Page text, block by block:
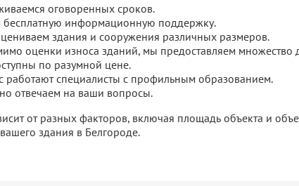
оговоренных сроков.
бесплатную информационную поддержку.
здания и сооружения различных размеров.
оценки износа зданий, мы предоставляем множество
по разумной цене.
работают специалисты с профильным образованием.
отвечаем на ваши вопросы.
от разных факторов, включая площадь объекта и
здания в Белгороде.